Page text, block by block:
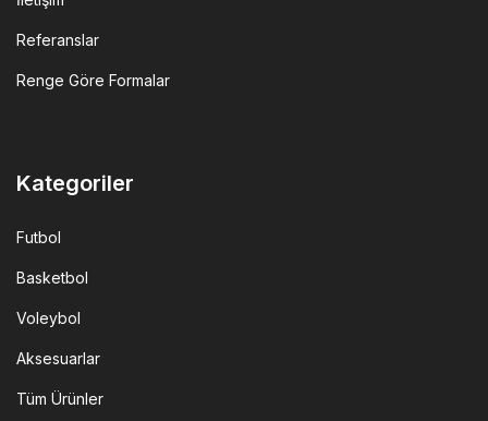
Referanslar
Renge Göre Formalar
Kategoriler
Futbol
Basketbol
Voleybol
Aksesuarlar
Tüm Ürünler